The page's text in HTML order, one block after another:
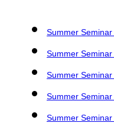
Summer
Summer
Summer
Summer
Summer